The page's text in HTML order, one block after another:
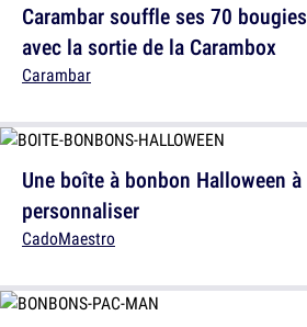
Une boîte à bonbon Halloween à
personnaliser
CadoMaestro
Carambar souffle ses 70 bougies
avec la sortie de la Carambox
Carambar